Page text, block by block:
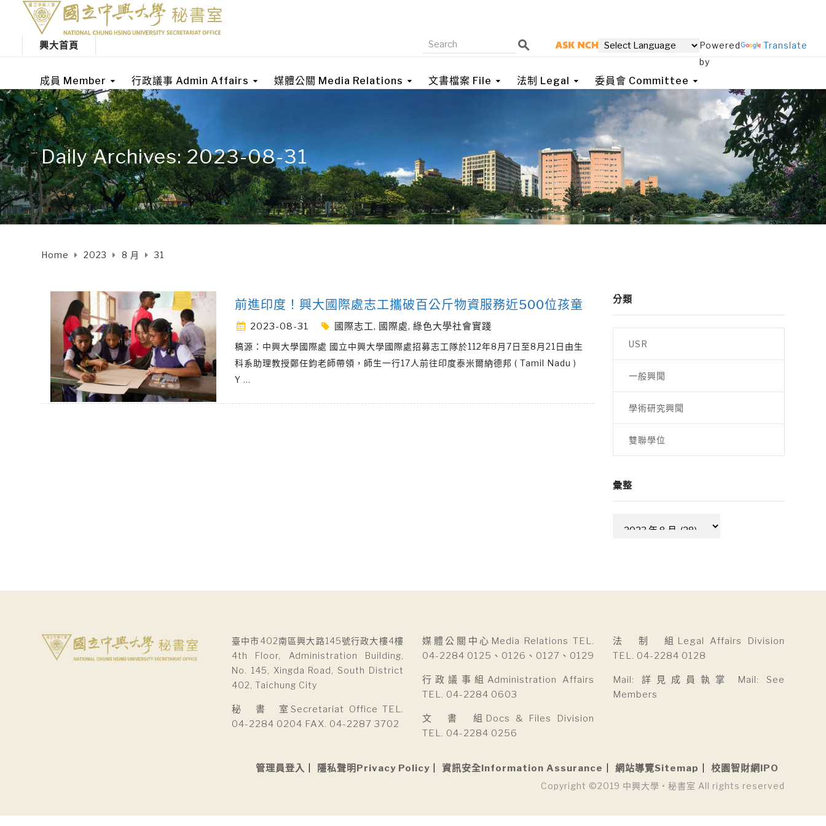
興大首頁
Powered
by
Translate
成員 Member 行政議事 Admin Affairs 媒體公關 Media Relations 文書檔案 File 法制 Legal 委員會 Committee
Daily Archives: 2023-08-31
Home 2023 8 月 31
前進印度！興大國際處志工攜破百公斤物資服務近500位孩童
2023-08-31 國際志工, 國際處, 綠色大學社會實踐
稿源：中興大學國際處 國立中興大學國際處招募志工隊於112年8月7日至8月21日由生
科系助理教授鄭任鈞老師帶領，師生一行17人前往印度泰米爾納德邦 ( Tamil Nadu )
Y …
分類
USR
一般興聞
學術研究興聞
雙聯學位
彙整
臺中市402南區興大路145號行政大樓4樓
4th Floor, Administration Building,
No. 145, Xingda Road, South District
402, Taichung City
秘 書 室Secretariat Office TEL.
04-2284 0204 FAX. 04-2287 3702
媒體公關中心Media Relations TEL.
04-2284 0125、0126、0127、0129
行政議事組Administration Affairs
TEL. 04-2284 0603
文 書 組Docs & Files Division
TEL. 04-2284 0256
法 制 組Legal Affairs Division
TEL. 04-2284 0128
Mail: 詳見成員執掌 Mail: See
Members
管理員登入 隱私聲明Privacy Policy 資訊安全Information Assurance 網站導覽Sitemap 校園智財網IPO
Copyright ©2019 中興大學 • 秘書室 All rights reserved